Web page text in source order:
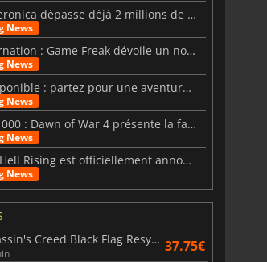
Resident Evil: Veronica dépasse déjà 2 millions de wishlists
News
Beast of Reincarnation : Game Freak dévoile un nouveau pari
News
Big Walk est disponible : partez pour une aventure entre amis
News
Warhammer 40 000 : Dawn of War 4 présente la faction des Nécrons
News
Le DLC Nioh 3 : Hell Rising est officiellement annoncé
News
Assassin's Creed Black Flag Resynced 37.75€